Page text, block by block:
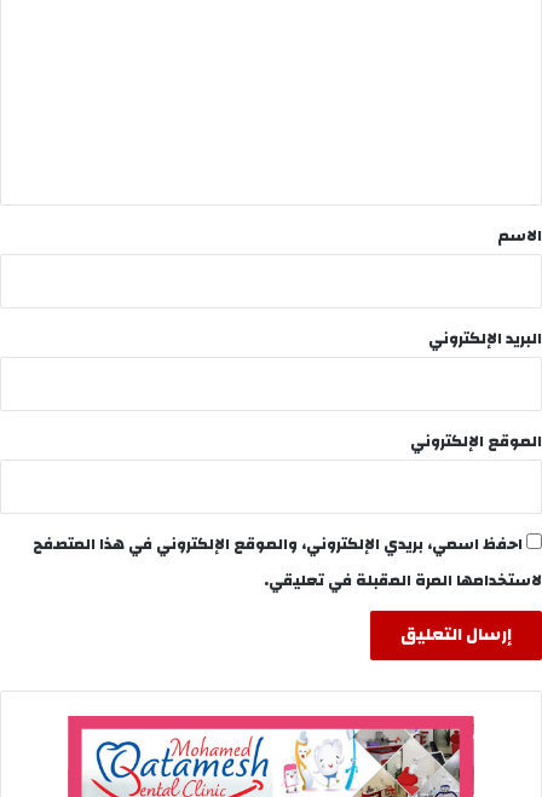
*
الاسم
البريد الإلكتروني
الموقع الإلكتروني
احفظ اسمي، بريدي الإلكتروني، والموقع الإلكتروني في هذا المتصفح
لاستخدامها المرة المقبلة في تعليقي.